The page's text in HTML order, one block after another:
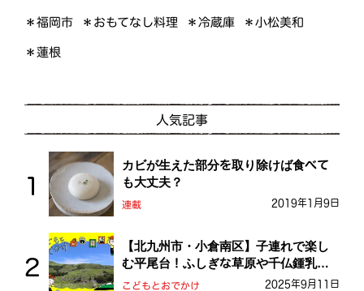
＊福岡市 ＊おもてなし料理 ＊冷蔵庫 ＊小松美和
＊蓮根
人気記事
カビが生えた部分を取り除けば食べて
も大丈夫？
連載 2019年1月9日
【北九州市・小倉南区】子連れで楽し
む平尾台！ふしぎな草原や千仏鍾乳洞
を探検しよう！
こどもとおでかけ 2025年9月11日